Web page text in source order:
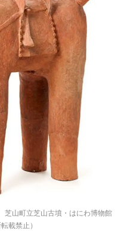
芝山町立芝山古墳・はにわ博物館
載禁止）